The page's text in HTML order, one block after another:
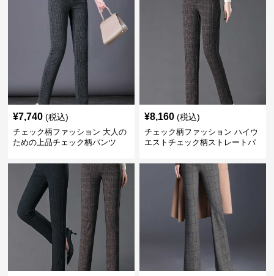
¥7,740 (税込)
チェック柄ファッション 大人の
ための上品チェック柄パンツ
¥8,160 (税込)
チェック柄ファッション ハイウ
エストチェック柄ストレートパ